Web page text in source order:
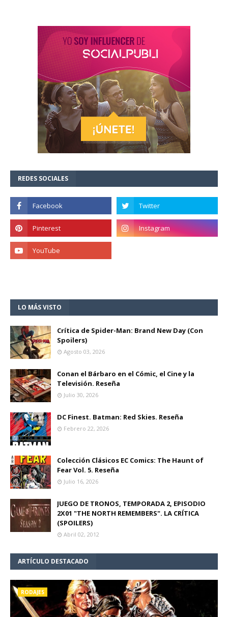
REDES SOCIALES
LO MÁS VISTO
Crítica de Spider-Man: Brand New Day (Con
Spoilers)
Agosto 03, 2026
Conan el Bárbaro en el Cómic, el Cine y la
Televisión. Reseña
Julio 30, 2026
DC Finest. Batman: Red Skies. Reseña
Febrero 22, 2026
Colección Clásicos EC Comics: The Haunt of
Fear Vol. 5. Reseña
Julio 16, 2026
JUEGO DE TRONOS, TEMPORADA 2, EPISODIO
2X01 "THE NORTH REMEMBERS". LA CRÍTICA
(SPOILERS)
Abril 02, 2012
ARTÍCULO DESTACADO
RODAJES